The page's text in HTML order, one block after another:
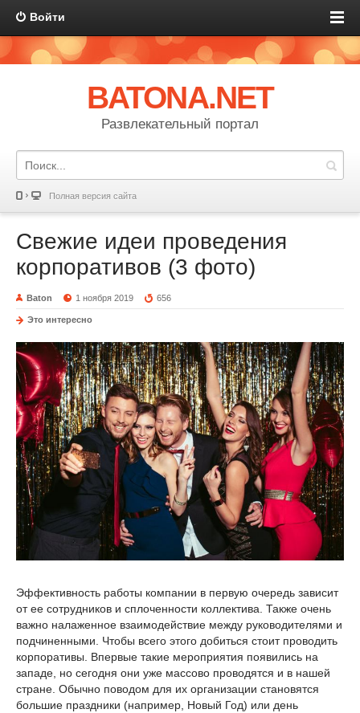
Войти
BATONA.NET
Развлекательный портал
Полная версия сайта
Свежие идеи проведения
корпоративов (3 фото)
Baton 1 ноября 2019 656
Это интересно
Эффективность работы компании в первую очередь зависит
от ее сотрудников и сплоченности коллектива. Также очень
важно налаженное взаимодействие между руководителями и
подчиненными. Чтобы всего этого добиться стоит проводить
корпоративы. Впервые такие мероприятия появились на
западе, но сегодня они уже массово проводятся и в нашей
стране. Обычно поводом для их организации становятся
большие праздники (например, Новый Год) или день